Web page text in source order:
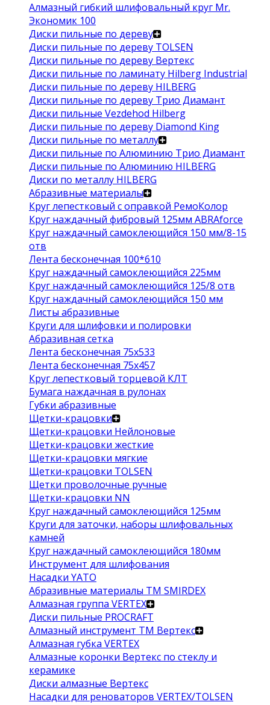
Алмазный гибкий шлифовальный круг Mr.
Экономик 100
Диски пильные по дереву
Диски пильные по дереву TOLSEN
Диски пильные по дереву Вертекс
Диски пильные по ламинату Hilberg Industrial
Диски пильные по дереву HILBERG
Диски пильные по дереву Трио Диамант
Диски пильные Vezdehod Hilberg
Диски пильные по дереву Diamond King
Диски пильные по металлу
Диски пильные по Алюминию Трио Диамант
Диски пильные по Алюминию HILBERG
Диски по металлу HILBERG
Абразивные материалы
Круг лепестковый с оправкой РемоКолор
Круг наждачный фибровый 125мм ABRAforce
Круг наждачный самоклеющийся 150 мм/8-15
отв
Лента бесконечная 100*610
Круг наждачный самоклеющийся 225мм
Круг наждачный самоклеющийся 125/8 отв
Круг наждачный самоклеющийся 150 мм
Листы абразивные
Круги для шлифовки и полировки
Абразивная сетка
Лента бесконечная 75х533
Лента бесконечная 75х457
Круг лепестковый торцевой КЛТ
Бумага наждачная в рулонах
Губки абразивные
Щетки-крацовки
Щетки-крацовки Нейлоновые
Щетки-крацовки жесткие
Щетки-крацовки мягкие
Щетки-крацовки TOLSEN
Щетки проволочные ручные
Щетки-крацовки NN
Круг наждачный самоклеющийся 125мм
Круги для заточки, наборы шлифовальных
камней
Круг наждачный самоклеющийся 180мм
Инструмент для шлифования
Насадки YATO
Абразивные материалы ТМ SMIRDEX
Алмазная группа VERTEX
Диски пильные PROCRAFT
Алмазный инструмент ТМ Вертекс
Алмазная губка VERTEX
Алмазные коронки Вертекс по стеклу и
керамике
Диски алмазные Вертекс
Насадки для реноваторов VERTEX/TOLSEN